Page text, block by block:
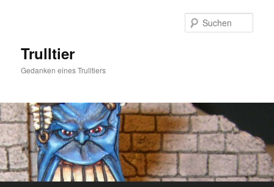
Trulltier
Gedanken eines Trulltiers